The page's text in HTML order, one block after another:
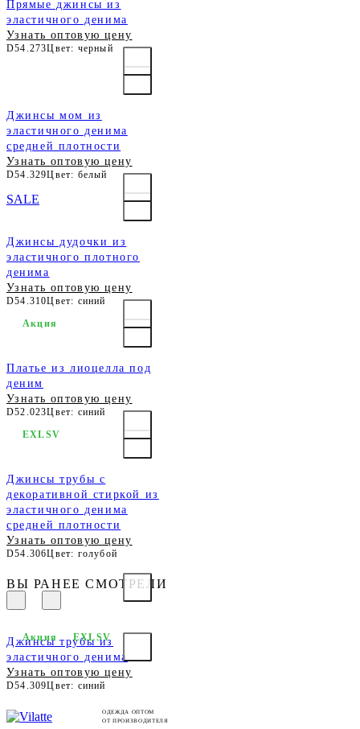
Прямые джинсы из
эластичного денима
Узнать оптовую цену
D54.273Цвет: черный
Джинсы мом из
эластичного денима
средней плотности
Узнать оптовую цену
D54.329Цвет: белый
Джинсы дудочки из
эластичного плотного
денима
Узнать оптовую цену
D54.310Цвет: синий
SALE
Платье из лиоцелла под
деним
Узнать оптовую цену
D52.023Цвет: синий
Акция
Джинсы трубы с
декоративной стиркой из
эластичного денима
средней плотности
Узнать оптовую цену
D54.306Цвет: голубой
EXLSV
ВЫ РАНЕЕ СМОТРЕЛИ
Джинсы трубы из
эластичного денима
Узнать оптовую цену
D54.309Цвет: синий
Акция EXLSV
ОДЕЖДА ОПТОМ
ОТ ПРОИЗВОДИТЕЛЯ